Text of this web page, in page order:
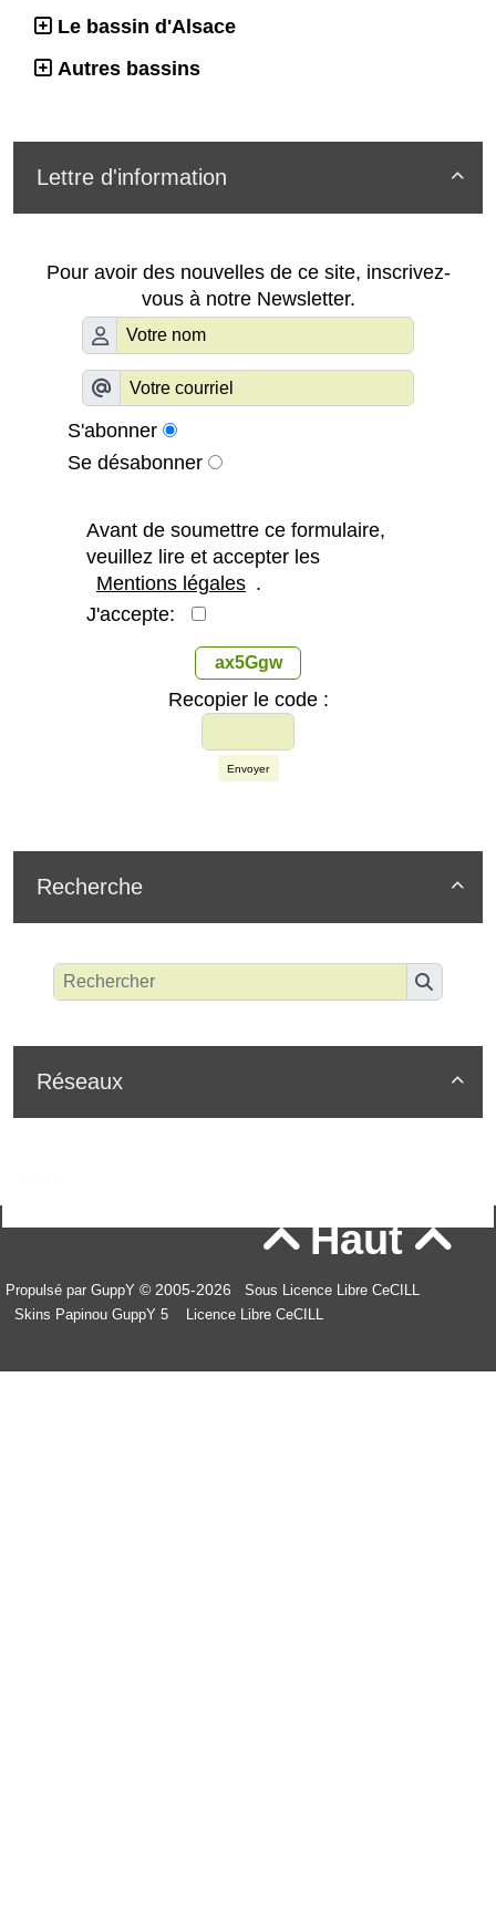
Le bassin d'Alsace
Autres bassins

Lettre d'information
Pour avoir des nouvelles de ce site, inscrivez-
vous à notre Newsletter.
S'abonner
Se désabonner
Avant de soumettre ce formulaire,
veuillez lire et accepter les
Mentions légales .
J'accepte:
ax5Ggw
Recopier le code :
Envoyer

Recherche

Réseaux
Haut
Propulsé par GuppY © 2005-2026
Sous Licence Libre CeCILL
Skins Papinou GuppY 5
Licence Libre CeCILL